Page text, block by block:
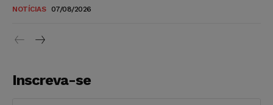
NOTÍCIAS 07/08/2026
Inscreva-se